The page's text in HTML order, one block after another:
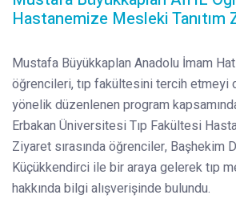
Hastanemize Mesleki Tanıtım
Mustafa Büyükkaplan Anadolu İmam
öğrencileri, tıp fakültesini tercih etmeyi
yönelik düzenlenen program
Erbakan Üniversitesi Tıp Fakültesi
Ziyaret sırasında öğrenciler, Başhekim
Küçükkendirci ile bir araya gelerek tıp
hakkında bilgi alışverişinde bulundu.